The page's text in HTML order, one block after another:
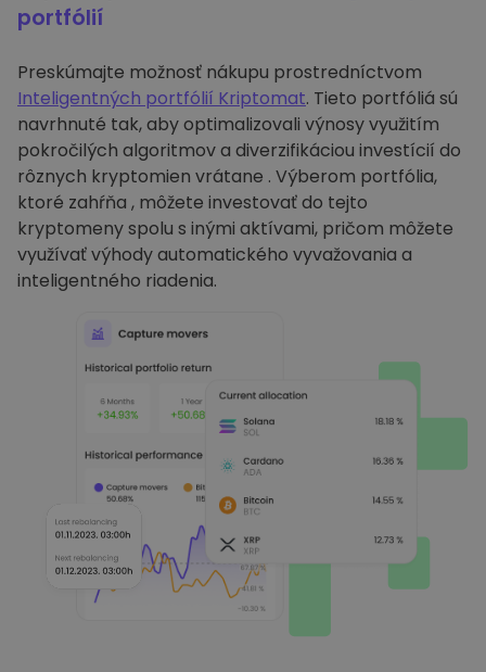
portfólií
Preskúmajte možnosť nákupu prostredníctvom
Inteligentných portfólií Kriptomat. Tieto portfóliá sú
navrhnuté tak, aby optimalizovali výnosy využitím
pokročilých algoritmov a diverzifikáciou investícií do
rôznych kryptomien vrátane . Výberom portfólia,
ktoré zahŕňa , môžete investovať do tejto
kryptomeny spolu s inými aktívami, pričom môžete
využívať výhody automatického vyvažovania a
inteligentného riadenia.